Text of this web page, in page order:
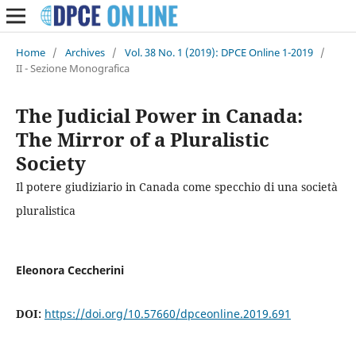
Home / Archives / Vol. 38 No. 1 (2019): DPCE Online 1-2019 /
II - Sezione Monografica
The Judicial Power in Canada:
The Mirror of a Pluralistic
Society
Il potere giudiziario in Canada come specchio di una società
pluralistica
Eleonora Ceccherini
DOI: https://doi.org/10.57660/dpceonline.2019.691